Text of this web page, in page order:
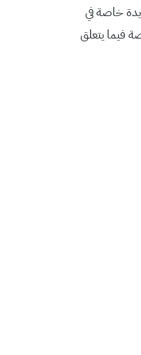
خاصة في
فيما يتعلق